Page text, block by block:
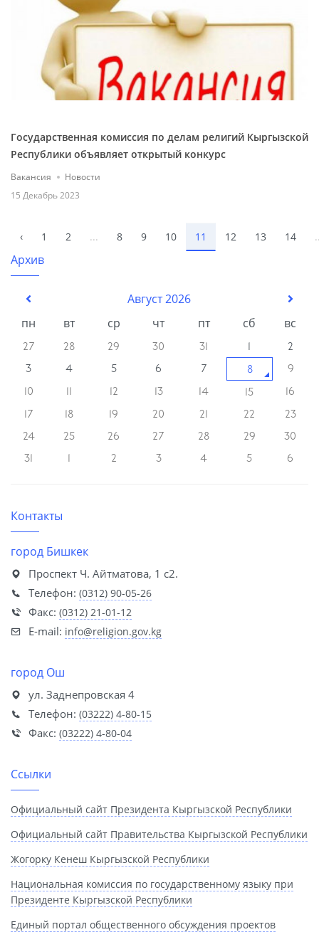
Государственная комиссия по делам религий Кыргызской
Республики объявляет открытый конкурс
Вакансия
Новости
15 Декабрь 2023
‹ 1 2 ... 8 9 10 11 12 13 14
Архив
Август 2026
пн
вт ср чт пт сб вс
27 28 29 30 31
2
3
4 5 6 7 8
9
10
12 13 14 15
16
17
18 19 20 21 22
23
24
25 26 27 28 29
30
31
2 3 4 5 6
Контакты
город Бишкек
Проспект Ч. Айтматова, 1 с2.
Телефон: (0312) 90-05-26
Факс: (0312) 21-01-12
E-mail: info@religion.gov.kg
город Ош
ул. Заднепровская 4
Телефон: (03222) 4-80-15
Факс: (03222) 4-80-04
Ссылки
Официальный сайт Президента Кыргызской Республики
Официальный сайт Правительства Кыргызской Республики
Жогорку Кенеш Кыргызской Республики
Национальная комиссия по государственному языку при
Президенте Кыргызской Республики
Единый портал общественного обсуждения проектов